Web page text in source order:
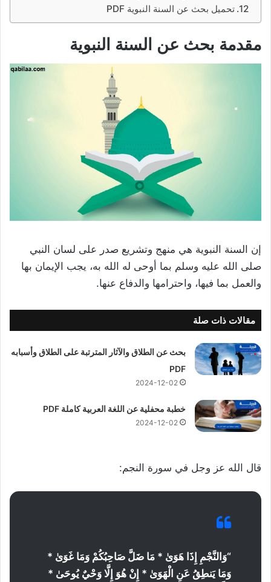
تحميل بحث عن السنة النبوية PDF
مقدمة بحث عن السنة النبوية
إن السنة النبوية هي منهج وتشريع صدر على لسان النبي
صلى الله عليه وسلم بما أوحى له الله به، يجب الإيمان بها
والعمل بما فيها، واحترامها والدفاع عنها.
مقالات ذات صلة
بحث عن الطلاق والآثار المترتبة على الطلاق وأسبابه
PDF
2024-12-02
خطبة محفلية عن اللغة العربية كاملة PDF
2024-12-02
قال الله عز وجل في سورة النجم:
“وَالنَّجْمِ إِذَا هَوَىٰ * مَا ضَلَّ صَاحِبُكُمْ وَمَا غَوَىٰ *
وَمَا يَنطِقُ عَنِ الْهَوَىٰ * إِنْ هُوَ إِلَّا وَحْيٌ يُوحَىٰ *